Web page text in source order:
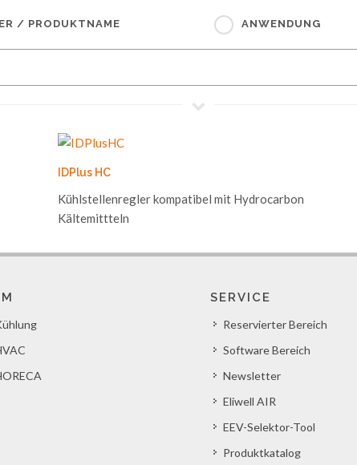
/ PRODUKTNAME ANWENDUNG
IDPlus HC
Kühlstellenregler kompatibel mit Hydrocarbon
Kältemittteln
SERVICE
Reservierter Bereich
Software Bereich
Newsletter
Eliwell AIR
EEV-Selektor-Tool
Produktkatalog